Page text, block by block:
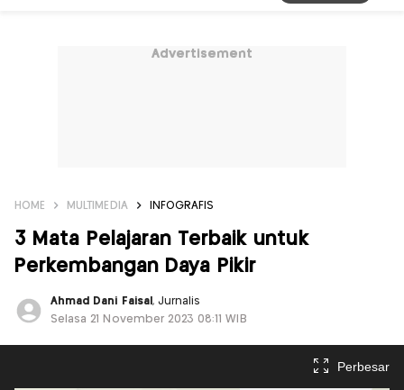
Advertisement
HOME MULTIMEDIA INFOGRAFIS
3 Mata Pelajaran Terbaik untuk
Perkembangan Daya Pikir
Ahmad Dani Faisal , Jurnalis
Selasa 21 November 2023 08:11 WIB
Perbesar